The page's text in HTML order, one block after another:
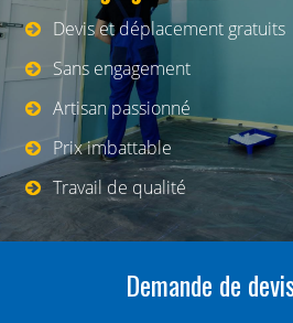
Devis et déplacement gratuits
Sans engagement
Artisan passionné
Prix imbattable
Travail de qualité
Demande de